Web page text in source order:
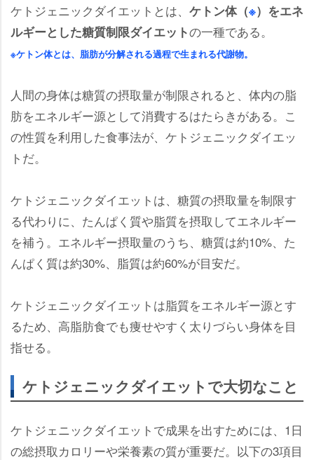
ケトジェニックダイエットとは、 ケトン体（※）をエネ
ルギーとした糖質制限ダイエットの一種である。
※ケトン体とは、脂肪が分解される過程で生まれる代謝物。
人間の身体は糖質の摂取量が制限されると、体内の脂
肪をエネルギー源として消費するはたらきがある。こ
の性質を利用した食事法が、ケトジェニックダイエッ
トだ。
ケトジェニックダイエットは、糖質の摂取量を制限す
る代わりに、たんぱく質や脂質を摂取してエネルギー
を補う。エネルギー摂取量のうち、糖質は約10%、た
んぱく質は約30%、脂質は約60%が目安だ。
ケトジェニックダイエットは脂質をエネルギー源とす
るため、高脂肪食でも痩せやすく太りづらい身体を目
指せる。
ケトジェニックダイエットで大切なこと
ケトジェニックダイエットで成果を出すためには、1日
の総摂取カロリーや栄養素の質が重要だ。以下の3項目